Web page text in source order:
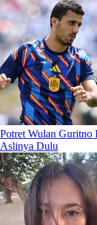
Potret Wulan Guritno
Aslinya Dulu